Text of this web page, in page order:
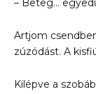
– Beteg…
Artjom
zúzódást. A
Kilépve a